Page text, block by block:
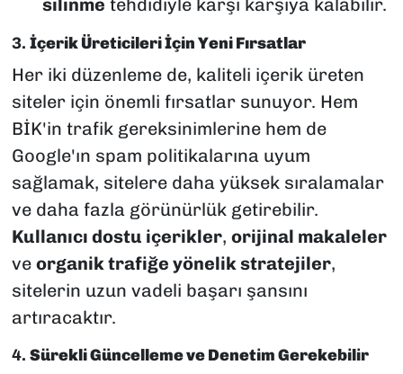
silinme tehdidiyle karşı karşıya kalabilir.
3. İçerik Üreticileri İçin Yeni Fırsatlar
Her iki düzenleme de, kaliteli içerik üreten
siteler için önemli fırsatlar sunuyor. Hem
BİK'in trafik gereksinimlerine hem de
Google'ın spam politikalarına uyum
sağlamak, sitelere daha yüksek sıralamalar
ve daha fazla görünürlük getirebilir.
Kullanıcı dostu içerikler, orijinal makaleler
ve organik trafiğe yönelik stratejiler,
sitelerin uzun vadeli başarı şansını
artıracaktır.
4. Sürekli Güncelleme ve Denetim Gerekebilir